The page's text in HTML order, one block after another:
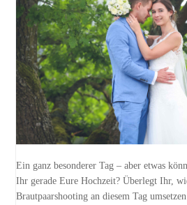
Ein ganz besonderer Tag – aber etwas
Ihr gerade Eure Hochzeit? Überlegt Ihr,
Brautpaarshooting an diesem Tag